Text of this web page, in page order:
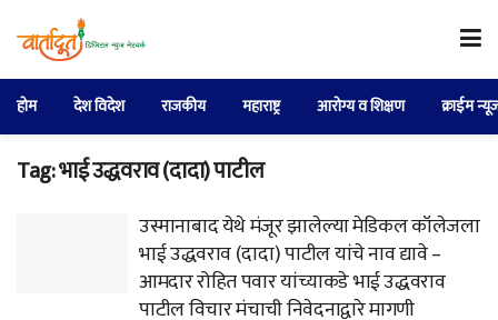
होम देश विदेश राजकीय महाराष्ट्र आरोग्य व शिक्षण क्राईम
Tag:भाई उद्धवराव (दादा) पाटील
उस्मानाबाद येथे मंजूर झालेल्या मेडिकल कॉलेजला
भाई उद्धवराव (दादा) पाटील यांचे नाव द्यावे –
आमदार रोहित पवार यांच्याकडे भाई उद्धवराव
पाटील विचार मंचाची निवेदनाद्वारे मागणी